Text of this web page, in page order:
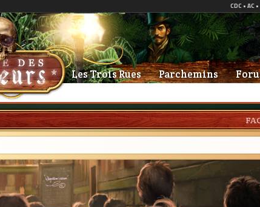
Les Trois Rues Parchemins